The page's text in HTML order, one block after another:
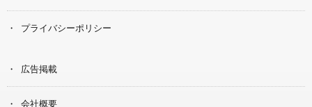
プライバシーポリシー
広告掲載
会社概要